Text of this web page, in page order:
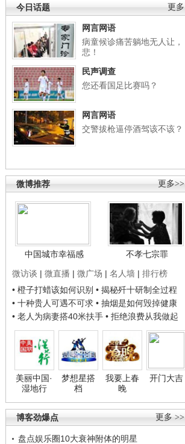
更多
今日话题
网言网语
病童候诊痛苦躺地无人让，
悲！
民声调查
您还看国足比赛吗？
网言网语
交警拔枪逼停酒驾该不该？
更多>>
微博推荐
中国城市幸福感
不孝七宗罪
微访谈 | 微直播 | 微广场 | 名人墙 | 排行榜
• 橙子打蜡该如何识别 • 揭秘歼十研制全过程
• 十种贵人可遇不可求 • 抽烟是如何毁掉健康
• 老人为病妻搭40米扶手 • 拒绝浪费从我做起
美丽中国·
湿地行
梦想星搭
档
我要上春
晚
开门大吉
更多 >>
博客劲爆点
盘点娱乐圈10大衰神附体的明星